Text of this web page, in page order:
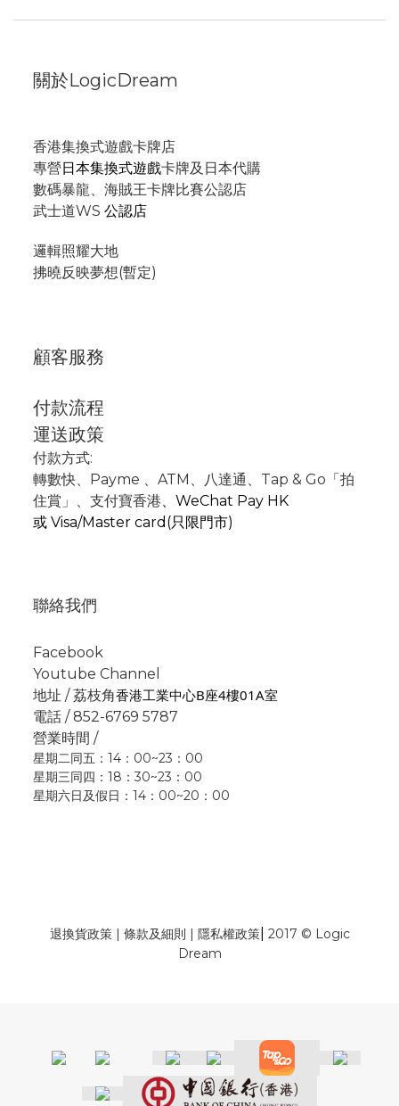
關於LogicDream
香港集換式遊戲卡牌店
專營日本集換式遊戲卡牌及日本代購
數碼暴龍、海賊王卡牌比賽公認店
武士道WS 公認店
邏輯照耀大地
拂曉反映夢想(暫定)
顧客服務
付款流程
運送政策
付款方式:
轉數快、Payme 、 ATM 、
八達通、Tap & Go「拍
住賞」 、支付寶香港、 WeChat Pay HK
或 Visa/Master card(只限門市)
聯絡我們
Facebook
Youtube Channel
地址 / 荔枝角香港工業中心B座4樓01A室
電話 / 852-6769 5787
營業時間 /
星期二同五：14：00~23：00
星期三同四：18：30~23：00
星期六日及假日：14：00~20：00
退換貨政策| 條款及細則 | 隱私權政策| 2017 © Logic
Dream